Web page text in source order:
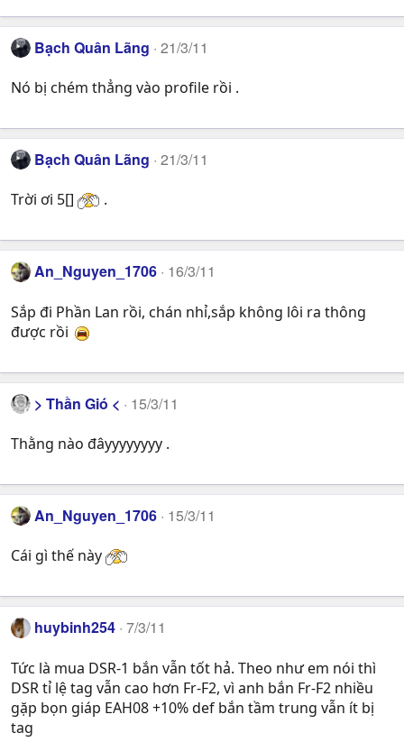
Bạch Quân Lãng 21/3/11
Nó bị chém thẳng vào profile rồi .
Bạch Quân Lãng 21/3/11
Trời ơi 5[] .
An_Nguyen_1706 16/3/11
Sắp đi Phần Lan rồi, chán nhỉ,sắp không lôi ra thông
được rồi
> Thần Gió < 15/3/11
Thằng nào đâyyyyyyyy .
An_Nguyen_1706 15/3/11
Cái gì thế này
huybinh254 7/3/11
Tức là mua DSR-1 bắn vẫn tốt hả. Theo như em nói thì
DSR tỉ lệ tag vẫn cao hơn Fr-F2, vì anh bắn Fr-F2 nhiều
gặp bọn giáp EAH08 +10% def bắn tầm trung vẫn ít bị
tag